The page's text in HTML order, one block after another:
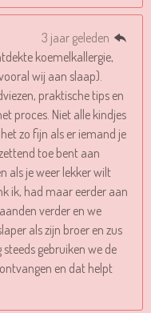
3 jaar geleden
koemelkallergie,
wij aan slaap).
praktische tips en
proces. Niet alle kindjes
zo fijn als er iemand je
toe bent aan
als je weer lekker wilt
ik, had maar eerder aan
verder en we
als zijn broer en zus
gebruiken we de
en dat helpt